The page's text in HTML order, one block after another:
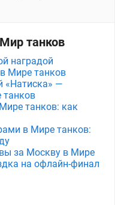
танков
наградой
Мире танков
«Натиска» —
танков
танков: как
в Мире танков:
за Москву в Мире
на офлайн-финал